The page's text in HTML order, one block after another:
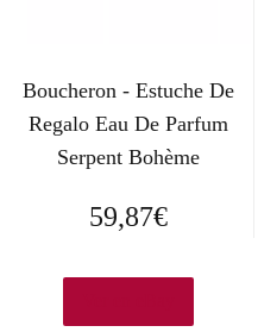
Boucheron - Estuche De
Regalo Eau De Parfum
Serpent Bohème
59,87€